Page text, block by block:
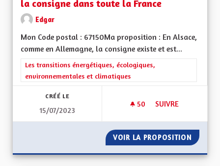
la consigne dans toute la France
Edgar
Mon Code postal : 67150Ma proposition : En Alsace,
comme en Allemagne, la consigne existe et est...
Filtrer les résultats de la catégorie : Les transitions
Les transitions énergétiques, écologiques,
environnementales et climatiques
CRÉÉ LE
15/07/2023
50 50 ABONNÉS
SUIVRE
VOIR LA PROPOSITION FAIRE